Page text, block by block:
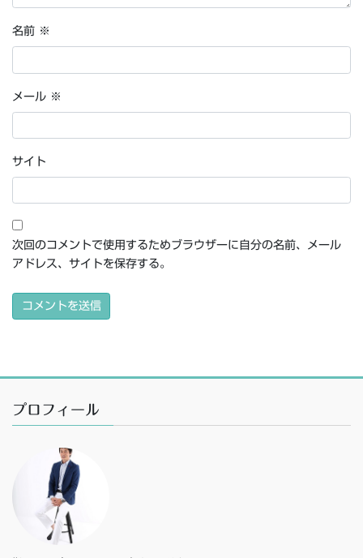
名前 ※
メール ※
サイト
次回のコメントで使用するためブラウザーに自分の名前、メール
アドレス、サイトを保存する。
プロフィール